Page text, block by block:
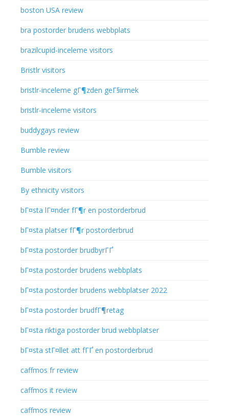
boston USA review
bra postorder brudens webbplats
brazilcupid-inceleme visitors
Bristlr visitors
bristlr-inceleme gГ¶zden geГ§irmek
bristlr-inceleme visitors
buddygays review
Bumble review
Bumble visitors
By ethnicity visitors
bГ¤sta lГ¤nder fГ¶r en postorderbrud
bГ¤sta platser fГ¶r postorderbrud
bГ¤sta postorder brudbyrГҐ
bГ¤sta postorder brudens webbplats
bГ¤sta postorder brudens webbplatser 2022
bГ¤sta postorder brudfГ¶retag
bГ¤sta riktiga postorder brud webbplatser
bГ¤sta stГ¤llet att fГҐ en postorderbrud
caffmos fr review
caffmos it review
caffmos review